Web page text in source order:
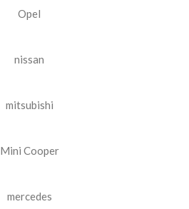
Opel
nissan
mitsubishi
Mini Cooper
mercedes